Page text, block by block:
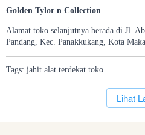
Golden Tylor n Collection
Alamat toko selanjutnya berada di Jl.
Pandang, Kec. Panakkukang, Kota
Tags: jahit alat terdekat toko
`Lihat